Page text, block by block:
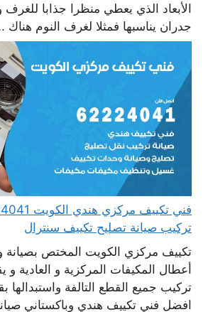
الأبعاد الذي يعطي منظرا جذابا
جدران يناسبها فمثلا لغرف النوم هناك
تركيب صيانة تصليح تكييف سنترال
تكييف مركزي الكويت المختص بصيانة
أعطال المكيفات المركزية و العادية و
تركيب جميع القطع التالفة واستبدالها
افضل فني تكييف هندي وباكستاني